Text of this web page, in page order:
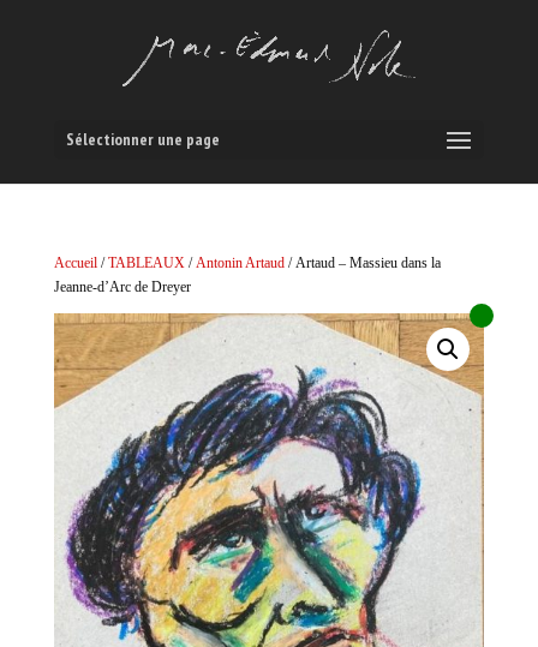
Sélectionner une page
Accueil/TABLEAUX/Antonin Artaud/ Artaud – Massieu dans la
Jeanne-d’Arc de Dreyer